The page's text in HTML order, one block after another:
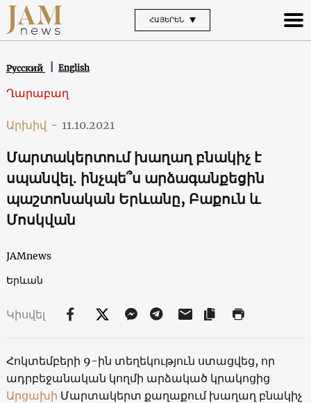
ՀԱՅԵՐԵՆ
Русский English
Ղարաբաղ
Արխիվ - 11.10.2021
Մարտակերտում խաղաղ բնակիչ է
սպանվել․ ինչպե՞ս արձագանքեցին
պաշտոնական Երևանը, Բաքուն և
Մոսկվան
JAMnews
Երևան
Կիսվել
Հոկտեմբերի 9-ին տեղեկություն ստացվեց, որ
ադրբեջանական կողմի արձակած կրակոցից
Արցախի Մարտակերտ քաղաքում խաղաղ բնակիչ